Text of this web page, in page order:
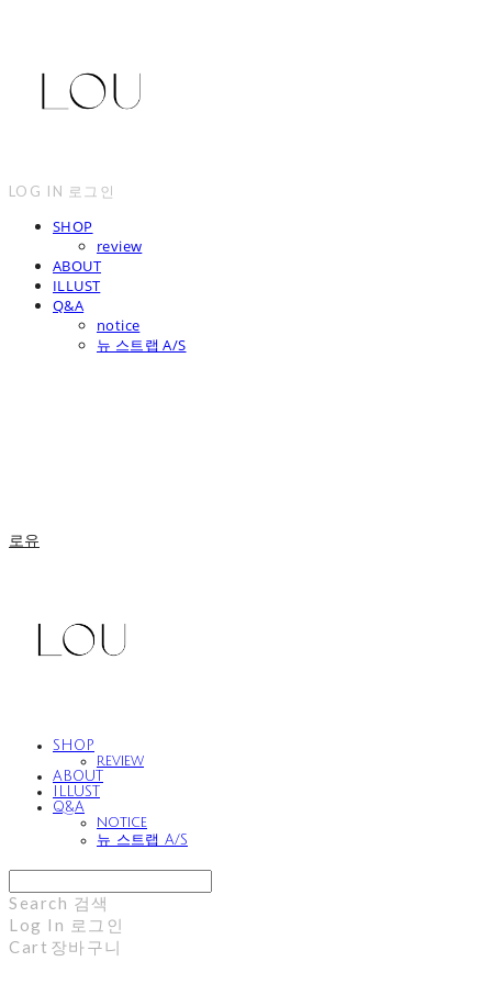
LOG IN 로그인
SHOP
review
ABOUT
ILLUST
Q&A
notice
뉴 스트랩 A/S
로유
SHOP
review
ABOUT
ILLUST
Q&A
notice
뉴 스트랩 A/S
Search 검색
Log In 로그인
Cart 장바구니